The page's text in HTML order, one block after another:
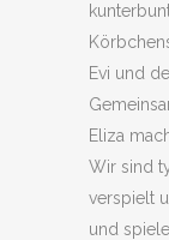
Evi und
Eliza
Wir sind
verspielt
und